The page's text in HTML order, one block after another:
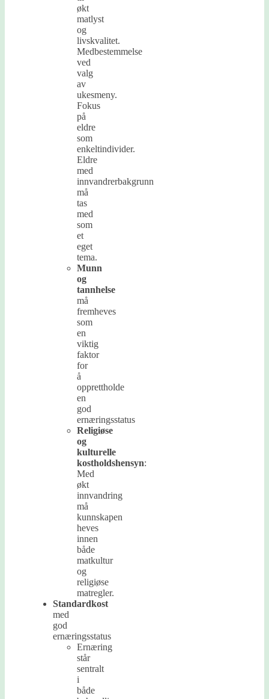
økt
matlyst
og
livskvalitet.
Medbestemmelse
ved
valg
av
ukesmeny.
Fokus
på
eldre
som
enkeltindivider.
Eldre
med
innvandrerbakgrunn
må
tas
med
som
et
eget
tema.
Munn
og
tannhelse
må
fremheves
som
en
viktig
faktor
for
å
opprettholde
en
god
ernæringsstatus
Religiøse
og
kulturelle
kostholdshensyn:
Med
økt
innvandring
må
kunnskapen
heves
innen
både
matkultur
og
religiøse
matregler.
Standardkost
med
god
ernæringsstatus
Ernæring
står
sentralt
i
både